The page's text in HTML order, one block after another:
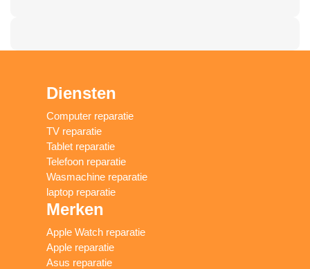
Diensten
Computer reparatie
TV reparatie
Tablet reparatie
Telefoon reparatie
Wasmachine reparatie
laptop reparatie
Merken
Apple Watch reparatie
Apple reparatie
Asus reparatie